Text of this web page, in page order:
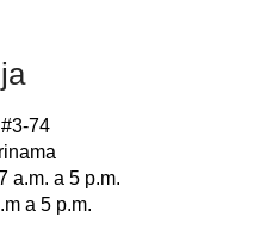
74
a.m. a 5 p.m.
a 5 p.m.